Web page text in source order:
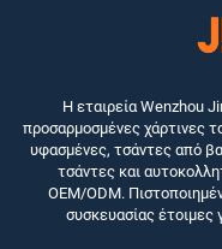
Η εταιρεία Wenzhou
προσαρμοσμένες χάρτινες
υφασμένες, τσάντες από
τσάντες και
OEM/ODM.
συσκευασίας έτοιμες